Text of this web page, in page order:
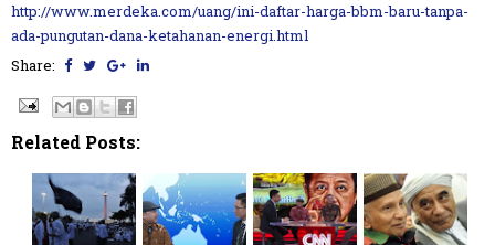
http://www.merdeka.com/uang/ini-daftar-harga-bbm-baru-tanpa-
ada-pungutan-dana-ketahanan-energi.html
Share:
Related Posts: